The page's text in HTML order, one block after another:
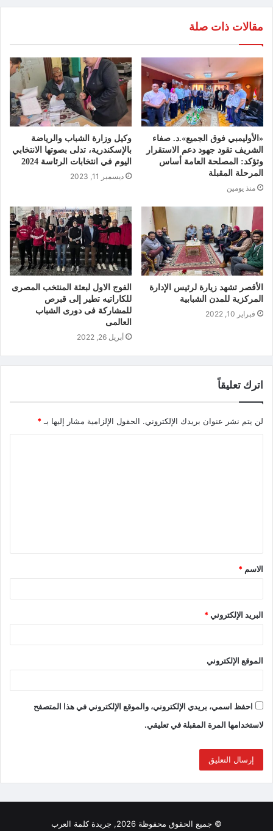
مقالات ذات صلة
«الأوليمبي فوق الجميع».د. صفاء
الشريف تقود جهود دعم الاستقرار
وتؤكد: المصلحة العامة أساس
المرحلة المقبلة
منذ يومين
وكيل وزارة الشباب والرياضة
بالإسكندرية، تدلى بصوتها الانتخابي
اليوم في انتخابات الرئاسة 2024
ديسمبر 11, 2023
الأقصر تشهد زيارة لرئيس الإدارة
المركزية للمدن الشبابية
فبراير 10, 2022
الفوج الاول لبعثة المنتخب المصرى
للكاراتيه تطير إلى قبرص
للمشاركة فى دورى الشباب
العالمى
أبريل 26, 2022
اترك تعليقاً
لن يتم نشر عنوان بريدك الإلكتروني. الحقول الإلزامية مشار إليها بـ *
الاسم *
البريد الإلكتروني*
الموقع الإلكتروني
احفظ اسمي، بريدي الإلكتروني، والموقع الإلكتروني في هذا المتصفح
لاستخدامها المرة المقبلة في تعليقي.
© جميع الحقوق محفوظة 2026, جريدة كلمة العرب